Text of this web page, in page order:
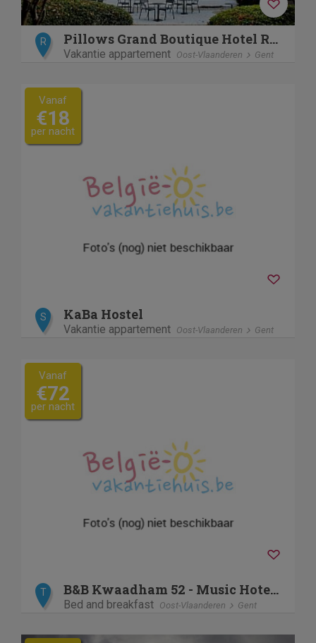
R Pillows Grand Boutique Hotel Reylof Ghent
Vakantie appartement Oost-Vlaanderen Gent
Vanaf
€18
per nacht
S KaBa Hostel
Vakantie appartement Oost-Vlaanderen Gent
Vanaf
€72
per nacht
T B&B Kwaadham 52 - Music Hotel Ghent
Bed and breakfast Oost-Vlaanderen Gent